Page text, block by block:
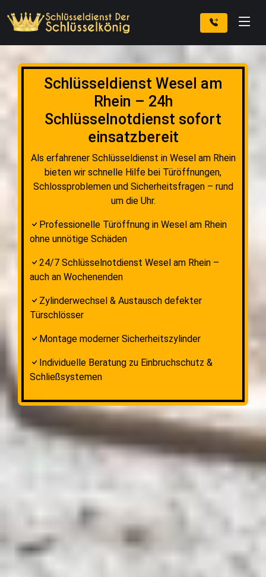
Schlüsseldienst Wesel am
Rhein – 24h
Schlüsselnotdienst sofort
einsatzbereit
Als erfahrener Schlüsseldienst in Wesel am Rhein
bieten wir schnelle Hilfe bei Türöffnungen,
Schlossproblemen und Sicherheitsfragen – rund
um die Uhr.
Professionelle Türöffnung in Wesel am Rhein
ohne unnötige Schäden
24/7 Schlüsselnotdienst Wesel am Rhein –
auch an Wochenenden
Zylinderwechsel & Austausch defekter
Türschlösser
Montage moderner Sicherheitszylinder
Individuelle Beratung zu Einbruchschutz &
Schließsystemen